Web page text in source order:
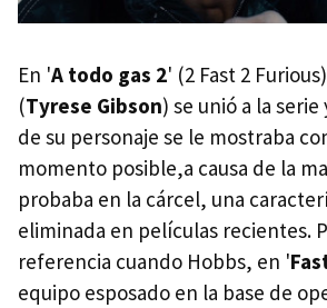
En 'A todo gas 2' (2 Fast 2
(Tyrese Gibson) se unió a la
de su personaje se le mostraba
momento posible,a causa de la
probaba en la cárcel, una
eliminada en películas recientes.
referencia cuando Hobbs, en '
equipo esposado en la base de